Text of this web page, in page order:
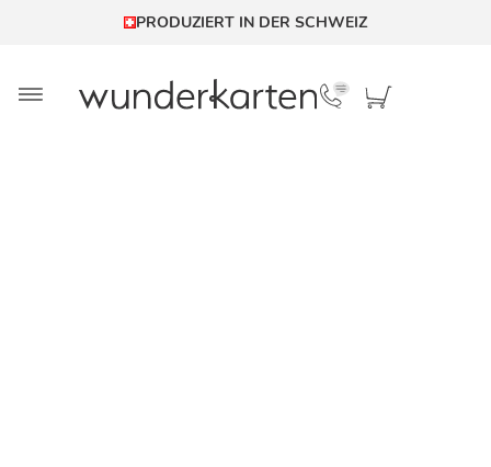
PRODUZIERT IN DER SCHWEIZ